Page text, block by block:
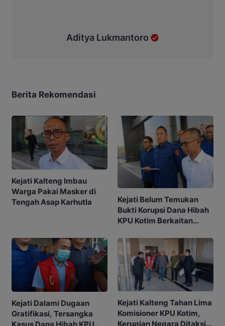
Aditya Lukmantoro
Berita Rekomendasi
Kejati Kalteng Imbau
Warga Pakai Masker di
Tengah Asap Karhutla
Kejati Belum Temukan
Bukti Korupsi Dana Hibah
KPU Kotim Berkaitan
Kejati Dalami Dugaan
Gratifikasi, Tersangka
Kejati Kalteng Tahan Lima
Komisioner KPU Kotim,
Kerugian Negara Ditaksir